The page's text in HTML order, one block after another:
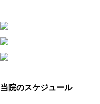
当院のスケジュール